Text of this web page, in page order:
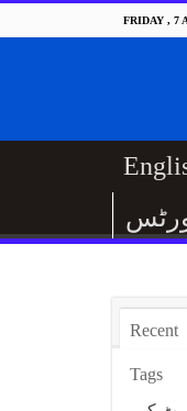
FRIDAY , 7
Recent
Tags